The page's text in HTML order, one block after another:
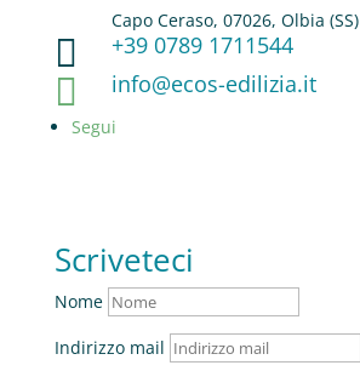
Capo Ceraso, 07026, Olbia (SS)
 +39 0789 1711544
 info@ecos-edilizia.it
Segui
Scriveteci
Nome
Indirizzo mail